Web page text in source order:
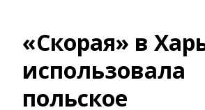
«Скорая» в
использовала
польское